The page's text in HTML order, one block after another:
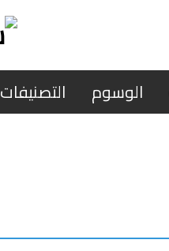
الوسوم التصنيفات